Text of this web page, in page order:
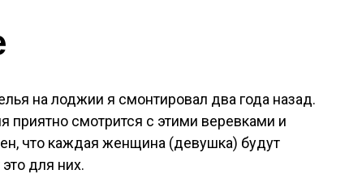
на лоджии я смонтировал два года назад.
приятно смотрится с этими веревками и
что каждая женщина (девушка) будут
для них.